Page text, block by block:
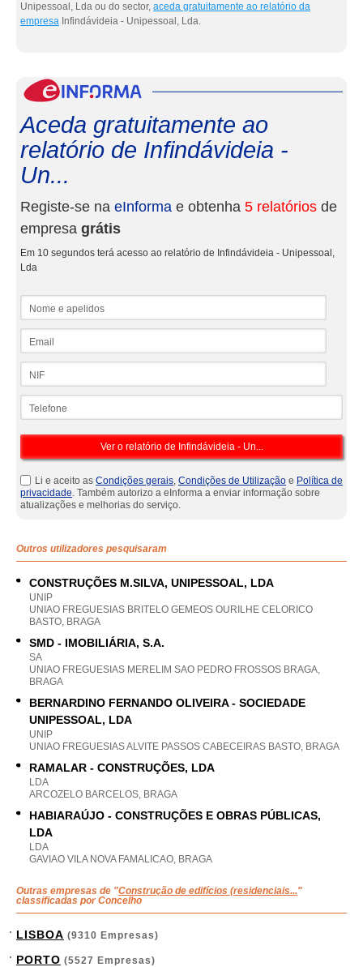
Unipessoal, Lda ou do sector, aceda gratuitamente ao relatório da
empresa Infindávideia - Unipessoal, Lda.
Aceda gratuitamente ao
relatório de Infindávideia -
Un...
Registe-se na eInforma e obtenha 5 relatórios de
empresa grátis
Em 10 segundos terá acesso ao relatório de Infindávideia - Unipessoal,
Lda
Li e aceito as Condições gerais, Condições de Utilização e Política de
privacidade. Também autorizo a eInforma a enviar informação sobre
atualizações e melhorias do serviço.
Outros utilizadores pesquisaram
CONSTRUÇÕES M.SILVA, UNIPESSOAL, LDA
UNIP
UNIAO FREGUESIAS BRITELO GEMEOS OURILHE CELORICO
BASTO, BRAGA
SMD - IMOBILIÁRIA, S.A.
SA
UNIAO FREGUESIAS MERELIM SAO PEDRO FROSSOS BRAGA,
BRAGA
BERNARDINO FERNANDO OLIVEIRA - SOCIEDADE
UNIPESSOAL, LDA
UNIP
UNIAO FREGUESIAS ALVITE PASSOS CABECEIRAS BASTO, BRAGA
RAMALAR - CONSTRUÇÕES, LDA
LDA
ARCOZELO BARCELOS, BRAGA
HABIARAÚJO - CONSTRUÇÕES E OBRAS PÚBLICAS,
LDA
LDA
GAVIAO VILA NOVA FAMALICAO, BRAGA
Outras empresas de "Construção de edifícios (residenciais..."
classificadas por Concelho
LISBOA (9310 Empresas)
PORTO (5527 Empresas)